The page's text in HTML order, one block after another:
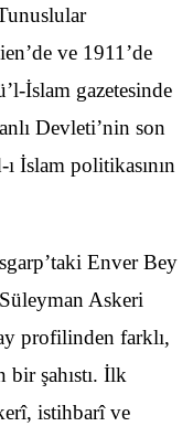
ve 1911’de
İslam gazetesinde
Devleti’nin son
İslam politikasının
Enver Bey
Askeri
profilinden farklı,
bir şahıstı. İlk
istihbarî ve